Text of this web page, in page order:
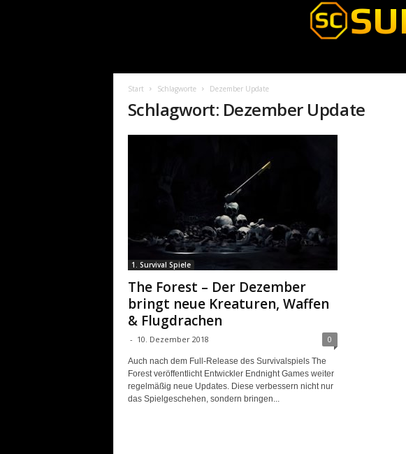
r
Start Schlagworte Dezember Update
Schlagwort: Dezember Update
1. Survival Spiele
The Forest – Der Dezember
bringt neue Kreaturen, Waffen
& Flugdrachen
- 10. Dezember 2018 0
Auch nach dem Full-Release des Survivalspiels The
Forest veröffentlicht Entwickler Endnight Games weiter
regelmäßig neue Updates. Diese verbessern nicht nur
das Spielgeschehen, sondern bringen...